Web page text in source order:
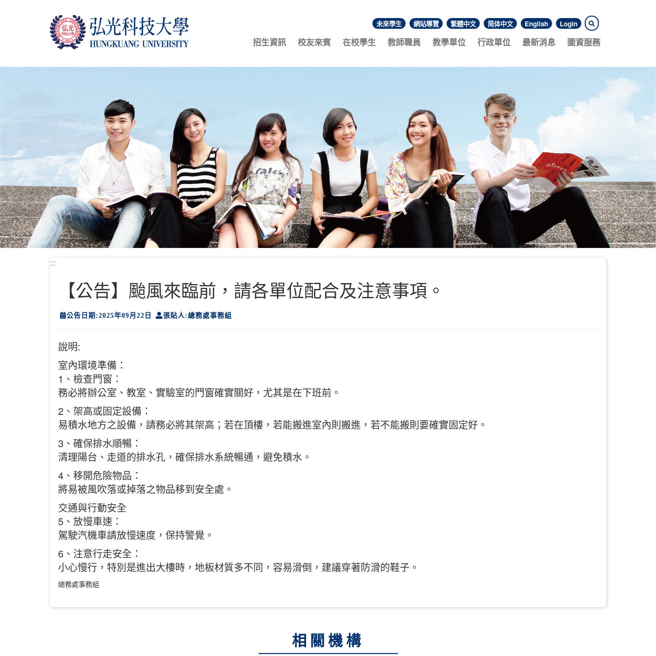
內
:::
未來學生 網站導覽 繁體中文 简体中文 English Login
招生資訊 校友來賓 在校學生 教師職員 教學單位 行政單位 最新消息 圖資服務
:::
【公告】颱風來臨前，請各單位配合及注意事項。
公告日期:2025年09月22日 張貼人:總務處事務組
說明:
室內環境準備：
1、檢查門窗：
務必將辦公室、教室、實驗室的門窗確實關好，尤其是在下班前。
2、架高或固定設備：
易積水地方之設備，請務必將其架高；若在頂樓，若能搬進室內則搬進，若不能搬則要確實固定好。
3、確保排水順暢：
清理陽台、走道的排水孔，確保排水系統暢通，避免積水。
4、移開危險物品：
將易被風吹落或掉落之物品移到安全處。
交通與行動安全
5、放慢車速：
駕駛汽機車請放慢速度，保持警覺。
6、注意行走安全：
小心慢行，特別是進出大樓時，地板材質多不同，容易滑倒，建議穿著防滑的鞋子。
總務處事務組
相關機構